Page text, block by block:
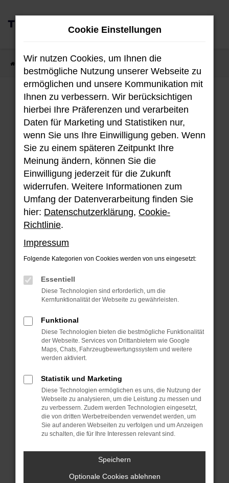
Zum
Hauptinhalt
Fahrzeug-Showroom
Unser aktuellen Bestand an Hyundai
Fahrzeugen.
Fehler: Network Error
Hier sind ein paar Tipps, die dir helfen
können:
Überprüfe deine Firewall und deine
Internetverbindung.
deine Suchmaschine?
Prüfe deine Browsererweiterungen.
Manche Erweiterungen, wie
bestimmter Seiten verhindern.
Funktioniert die Seite in einem anderen
Browser oder in einem privaten Fenster?
Starte dein Gerät neu.
vorübergehende Probleme zu beheben.
Stelle sicher, dass dein Browser und
Cookie Einstellungen
Wir nutzen Cookies, um Ihnen die
bestmögliche Nutzung unserer Webseite zu
ermöglichen und unsere Kommunikation mit
Ihnen zu verbessern. Wir berücksichtigen
hierbei Ihre Präferenzen und verarbeiten
Daten für Marketing und Statistiken nur,
wenn Sie uns Ihre Einwilligung geben. Wenn
Sie zu einem späteren Zeitpunkt Ihre
Meinung ändern, können Sie die
Einwilligung jederzeit für die Zukunft
widerrufen. Weitere Informationen zum
Umfang der Datenverarbeitung finden Sie
hier: Datenschutzerklärung, Cookie-
Richtlinie.
Impressum
Folgende Kategorien von Cookies werden von uns eingesetzt:
Essentiell
Diese Technologien sind erforderlich, um die
Kernfunktionalität der Webseite zu gewährleisten.
Funktional
Diese Technologien bieten die bestmögliche Funktionalität
der Webseite. Services von Drittanbietern wie Google
Maps, Chats, Fahrzeugbewertungssystem und weitere
werden aktiviert.
Statistik und Marketing
Diese Technologien ermöglichen es uns, die Nutzung der
Webseite zu analysieren, um die Leistung zu messen und
zu verbessern. Zudem werden Technologien eingesetzt,
die von dritten Werbetreibenden verwendet werden, um
Sie auf anderen Webseiten zu verfolgen und um Anzeigen
zu schalten, die für Ihre Interessen relevant sind.
Speichern
Optionale Cookies ablehnen